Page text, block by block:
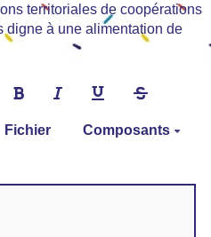
territoriales de coopérations
digne à une alimentation de
Fichier Composants